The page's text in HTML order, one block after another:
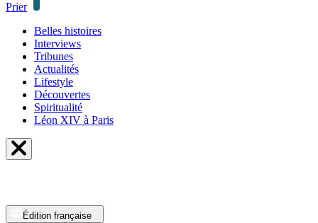
Prier
Belles histoires
Interviews
Tribunes
Actualités
Lifestyle
Découvertes
Spiritualité
Léon XIV à Paris
Édition française